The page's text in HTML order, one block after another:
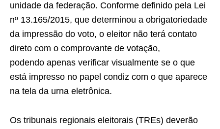
unidade da federação. Conforme definido pela Lei
nº 13.165/2015, que determinou a obrigatoriedade
da impressão do voto, o eleitor não terá contato
direto com o comprovante de votação,
podendo apenas verificar visualmente se o que
está impresso no papel condiz com o que aparece
na tela da urna eletrônica.
Os tribunais regionais eleitorais (TREs) deverão